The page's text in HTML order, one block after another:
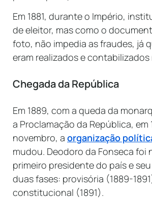
Em 1881, durante o Império,
de eleitor, mas como o
foto, não impedia as fraudes, já
eram realizados e
Chegada da República
Em 1889, com a queda da
a Proclamação da República, em
novembro, a organização
mudou. Deodoro da Fonseca foi
primeiro presidente do país e
duas fases: provisória (1889-
constitucional (1891).